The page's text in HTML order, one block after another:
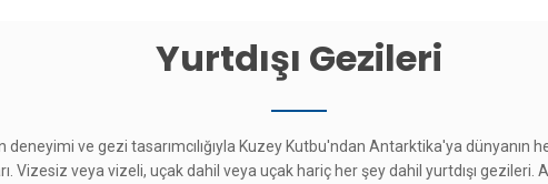
Yurtdışı Gezileri
deneyimi ve gezi tasarımcılığıyla Kuzey Kutbu'ndan Antarktika'ya dünyanın
Vizesiz veya vizeli, uçak dahil veya uçak hariç her şey dahil yurtdışı gezileri.